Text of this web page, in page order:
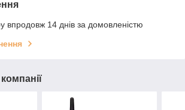
впродовж 14 днів за домовленістю